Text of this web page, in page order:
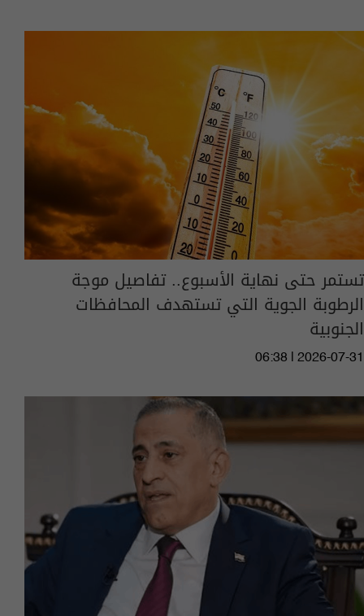
تستمر حتى نهاية الأسبوع.. تفاصيل موجة
الرطوبة الجوية التي تستهدف المحافظات
الجنوبية
06:38 | 2026-07-31